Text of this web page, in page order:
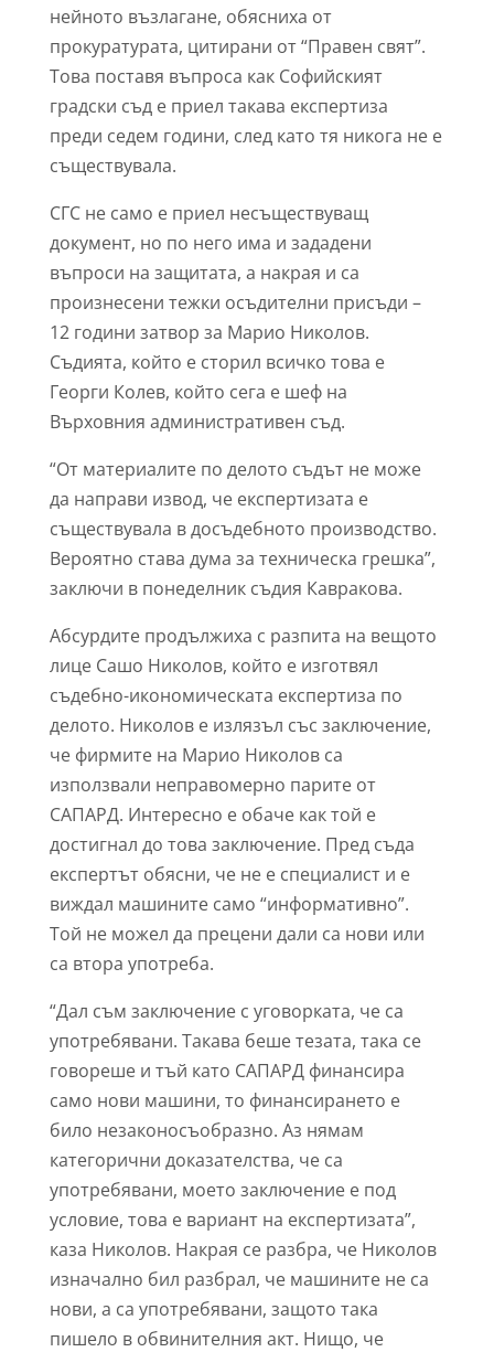
нейното възлагане, обясниха от
прокуратурата, цитирани от “Правен свят”.
Това поставя въпроса как Софийският
градски съд е приел такава експертиза
преди седем години, след като тя никога не е
съществувала.
СГС не само е приел несъществуващ
документ, но по него има и зададени
въпроси на защитата, а накрая и са
произнесени тежки осъдителни присъди –
12 години затвор за Марио Николов.
Съдията, който е сторил всичко това е
Георги Колев, който сега е шеф на
Върховния административен съд.
“От материалите по делото съдът не може
да направи извод, че експертизата е
съществувала в досъдебното производство.
Вероятно става дума за техническа грешка”,
заключи в понеделник съдия Кавракова.
Абсурдите продължиха с разпита на вещото
лице Сашо Николов, който е изготвял
съдебно-икономическата експертиза по
делото. Николов е излязъл със заключение,
че фирмите на Марио Николов са
използвали неправомерно парите от
САПАРД. Интересно е обаче как той е
достигнал до това заключение. Пред съда
експертът обясни, че не е специалист и е
виждал машините само “информативно”.
Той не можел да прецени дали са нови или
са втора употреба.
“Дал съм заключение с уговорката, че са
употребявани. Такава беше тезата, така се
говореше и тъй като САПАРД финансира
само нови машини, то финансирането е
било незаконосъобразно. Аз нямам
категорични доказателства, че са
употребявани, моето заключение е под
условие, това е вариант на експертизата”,
каза Николов. Накрая се разбра, че Николов
изначално бил разбрал, че машините не са
нови, а са употребявани, защото така
пишело в обвинителния акт. Нищо, че